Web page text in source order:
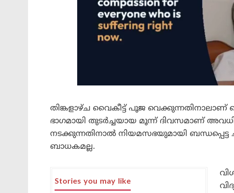
തിങ്കളാഴ്ച വൈകീട്ട് പൂജ
ഭാഗമായി തുടർച്ചയായ മൂന്ന് ദിവസമാണ്
നടക്കുന്നതിനാൽ നിയമസഭയുമായി
ബാധകമല്ല.
Stories you may like